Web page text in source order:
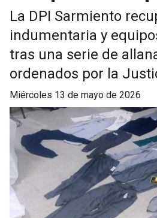
La DPI Sarmiento
indumentaria y
tras una serie de
ordenados por la
miércoles 13 de mayo de 2026